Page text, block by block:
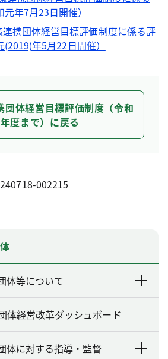
年7月23日開催）
携団体経営目標評価制度に係る評
年5月22日開催）
団体経営目標評価制度（令和
度まで）に戻る
002215
体等について
体経営改革ダッシュボード
体に対する指導・監督